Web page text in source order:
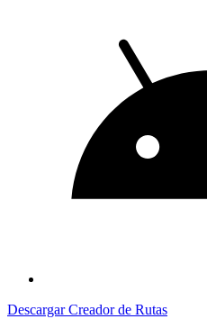
Descargar Creador de Rutas